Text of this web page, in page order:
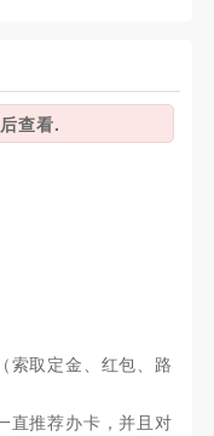
查看.
索取定金、红包、路
直推荐办卡，并且对